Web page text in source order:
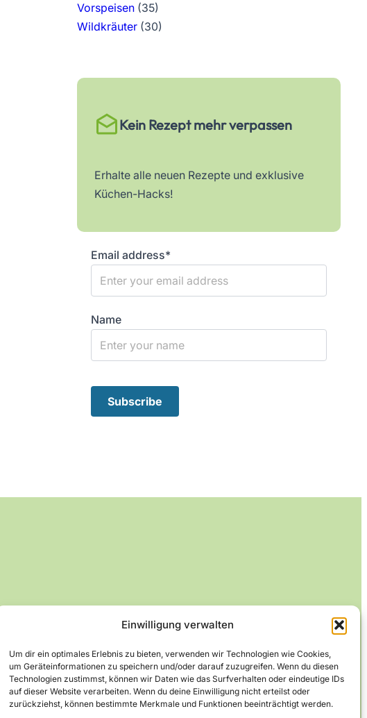
Einwilligung verwalten
Um dir ein optimales Erlebnis zu bieten, verwenden wir Technologien wie Cookies,
um Geräteinformationen zu speichern und/oder darauf zuzugreifen. Wenn du diesen
Technologien zustimmst, können wir Daten wie das Surfverhalten oder eindeutige IDs
auf dieser Website verarbeiten. Wenn du deine Einwilligung nicht erteilst oder
zurückziehst, können bestimmte Merkmale und Funktionen beeinträchtigt werden.
Vorspeisen(35)
Wildkräuter(30)
Kein Rezept mehr verpassen
Erhalte alle neuen Rezepte und exklusive
Küchen-Hacks!
Email address*
Name
Kontakt